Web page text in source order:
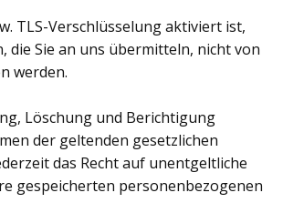
TLS-Verschlüsselung aktiviert ist,
die Sie an uns übermitteln, nicht von
werden.
Löschung und Berichtigung
der geltenden gesetzlichen
das Recht auf unentgeltliche
gespeicherten personenbezogenen